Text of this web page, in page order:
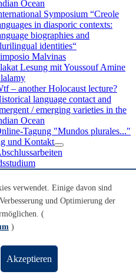
Ocean
Symposium “Creole
in diasporic contexts:
biographies and
identities“
Malvinas
Lesung mit Youssouf Amine
– another Holocaust lecture?
language contact and
/ emerging varieties in the
Ocean
Tagung "Mundos plurales..."
und Kontakt
Lab
Spanische Black Diaspora
verwendet. Einige davon sind
und Optimierung der
(
)
Akzeptieren